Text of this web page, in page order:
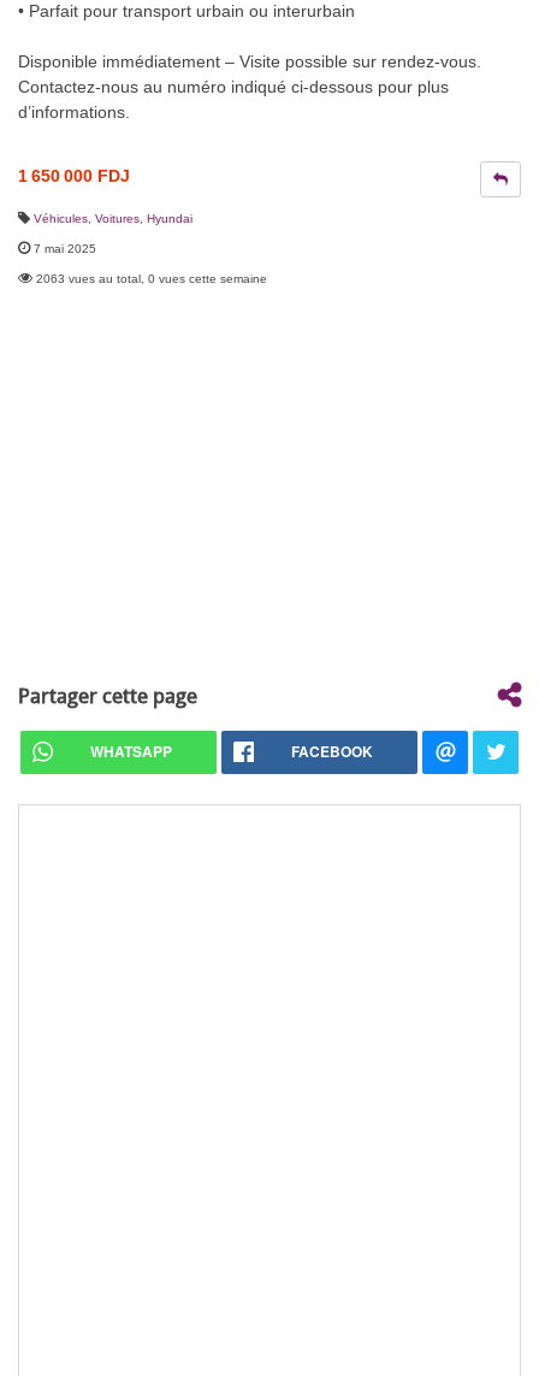
• Parfait pour transport urbain ou interurbain
Disponible immédiatement – Visite possible sur rendez-vous.
Contactez-nous au numéro indiqué ci-dessous pour plus
d’informations.
1 650 000 FDJ
Véhicules Voitures Hyundai
7 mai 2025
2063 vues au total, 0 vues cette semaine
Partager cette page
WHATSAPP FACEBOOK